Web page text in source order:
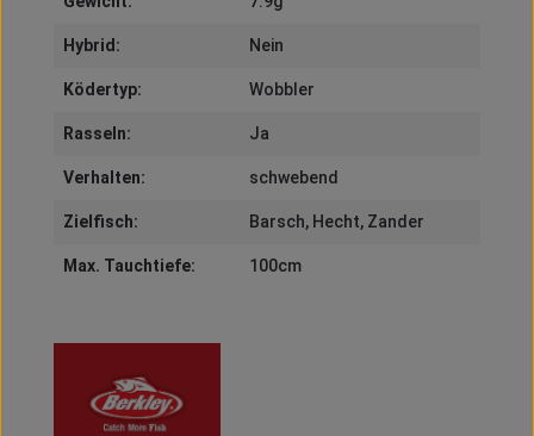
Hybrid: Nein
Ködertyp: Wobbler
Rasseln: Ja
Verhalten: schwebend
Zielfisch: Barsch, Hecht, Zander
Max. Tauchtiefe: 100cm